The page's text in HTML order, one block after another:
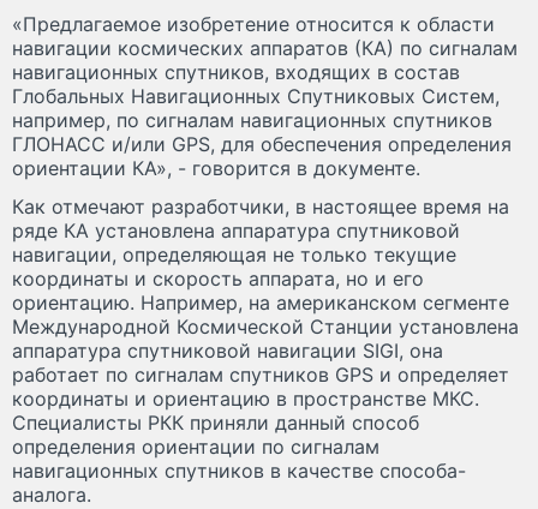
«Предлагаемое изобретение относится к области
навигации космических аппаратов (КА) по сигналам
навигационных спутников, входящих в состав
Глобальных Навигационных Спутниковых Cистем,
например, по сигналам навигационных спутников
ГЛОНАСС и/или GPS, для обеспечения определения
ориентации КА», - говорится в документе.
Как отмечают разработчики, в настоящее время на
ряде КА установлена аппаратура спутниковой
навигации, определяющая не только текущие
координаты и скорость аппарата, но и его
ориентацию. Например, на американском сегменте
Международной Космической Станции установлена
аппаратура спутниковой навигации SIGI, она
работает по сигналам спутников GPS и определяет
координаты и ориентацию в пространстве МКС.
Специалисты РКК приняли данный способ
определения ориентации по сигналам
навигационных спутников в качестве способа-
аналога.